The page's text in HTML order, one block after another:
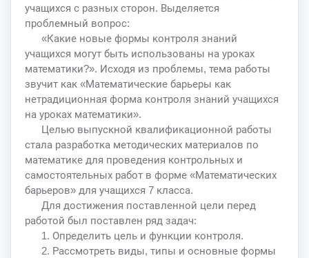
учащихся с разных сторон. Выделяется
проблемный вопрос:
«Какие новые формы контроля знаний
учащихся могут быть использованы на уроках
математики?». Исходя из проблемы, тема работы
звучит как «Математические барьеры как
нетрадиционная форма контроля знаний учащихся
на уроках математики».
Целью выпускной квалификационной работы
стала разработка методических материалов по
математике для проведения контрольных и
самостоятельных работ в форме «Математических
барьеров» для учащихся 7 класса.
Для достижения поставленной цели перед
работой был поставлен ряд задач:
1. Определить цель и функции контроля.
2. Рассмотреть виды, типы и основные формы